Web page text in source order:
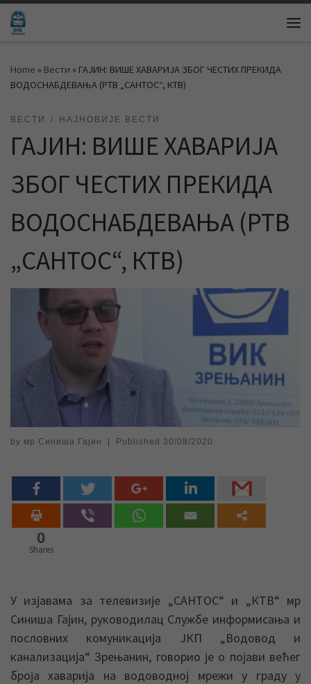
Skip to content
Home » Вести » ГАЈИН: ВИШЕ ХАВАРИЈА ЗБОГ ЧЕСТИХ ПРЕКИДА
ВОДОСНАБДЕВАЊА (РТВ „САНТОС“, КТВ)
ВЕСТИ НАЈНОВИЈЕ ВЕСТИ
ГАЈИН: ВИШЕ ХАВАРИЈА
ЗБОГ ЧЕСТИХ ПРЕКИДА
ВОДОСНАБДЕВАЊА (РТВ
„САНТОС“, КТВ)
by мр Синиша Гајин Published 30/08/2020
0
Shares
У изјавама за телевизије „САНТОС“ и „КТВ“ мр
Синиша Гајин, руководилац Службе информисања и
пословних комуникација ЈКП „Водовод и
канализација“ Зрењанин, говорио је о појави већег
броја хаварија на водоводној мрежи у граду у